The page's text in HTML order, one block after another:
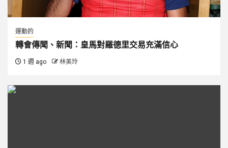
運動的
轉會傳聞、新聞：皇馬對羅德里交易充滿信心
1 週 ago 林美玲